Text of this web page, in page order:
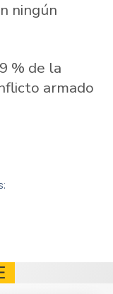
ningún
% de la
armado